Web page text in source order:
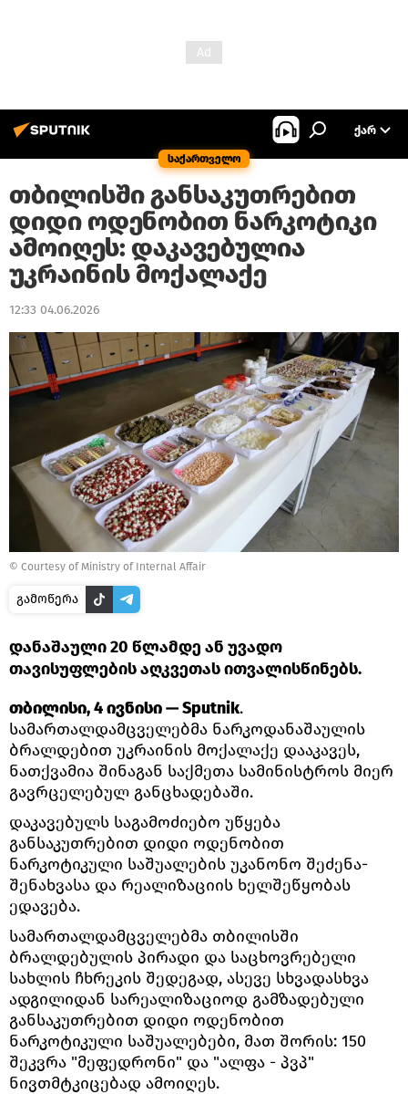
საქართველო
ᲥᲐᲠ
თბილისში განსაკუთრებით
დიდი ოდენობით ნარკოტიკი
ამოიღეს: დაკავებულია
უკრაინის მოქალაქე
12:33 04.06.2026
© Courtesy of Ministry of Internal Affair
გამოწერა
დანაშაული 20 წლამდე ან უვადო
თავისუფლების აღკვეთას ითვალისწინებს.
თბილისი, 4 ივნისი — Sputnik.
სამართალდამცველებმა ნარკოდანაშაულის
ბრალდებით უკრაინის მოქალაქე დააკავეს,
ნათქვამია შინაგან საქმეთა სამინისტროს მიერ
გავრცელებულ განცხადებაში.
დაკავებულს საგამოძიებო უწყება
განსაკუთრებით დიდი ოდენობით
ნარკოტიკული საშუალების უკანონო შეძენა-
შენახვასა და რეალიზაციის ხელშეწყობას
ედავება.
სამართალდამცველებმა თბილისში
ბრალდებულის პირადი და საცხოვრებელი
სახლის ჩხრეკის შედეგად, ასევე სხვადასხვა
ადგილიდან სარეალიზაციოდ გამზადებული
განსაკუთრებით დიდი ოდენობით
ნარკოტიკული საშუალებები, მათ შორის: 150
შეკვრა "მეფედრონი" და "ალფა - პვპ"
ნივთმტკიცებად ამოიღეს.